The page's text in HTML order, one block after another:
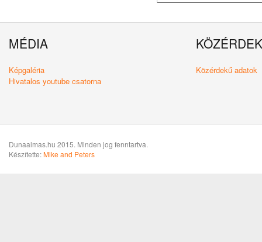
MÉDIA
Képgaléria
Hivatalos youtube csatorna
Közérdekű adatok
Dunaalmas.hu 2015. Minden jog fenntartva.
Készítette:Mike and Peters